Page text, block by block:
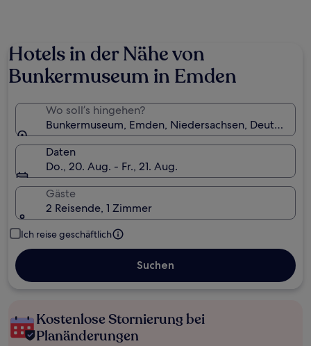
Hotels in der Nähe von
Bunkermuseum in Emden
Wo soll’s hingehen?
Bunkermuseum, Emden, Niedersachsen,
Daten
Do., 20. Aug. - Fr., 21. Aug.
Gäste
2 Reisende, 1 Zimmer
Ich reise geschäftlich
Suchen
Kostenlose Stornierung bei
Planänderungen